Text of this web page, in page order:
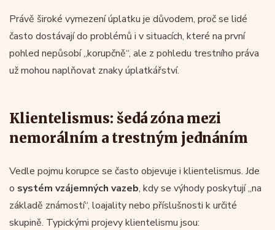
Právě široké vymezení úplatku je důvodem, proč se lidé
často dostávají do problémů i v situacích, které na první
pohled nepůsobí „korupčně“, ale z pohledu trestního práva
už mohou naplňovat znaky úplatkářství.
Klientelismus: šedá zóna mezi
nemorálním a trestným jednáním
Vedle pojmu korupce se často objevuje i klientelismus. Jde
o systém vzájemných vazeb, kdy se výhody poskytují „na
základě známostí“, loajality nebo příslušnosti k určité
skupině. Typickými projevy klientelismu jsou: